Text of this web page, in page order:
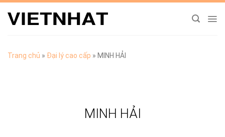
Chuyển
đến
Trang chủ » Đại lý cao cấp » MINH HẢI
MINH HẢI